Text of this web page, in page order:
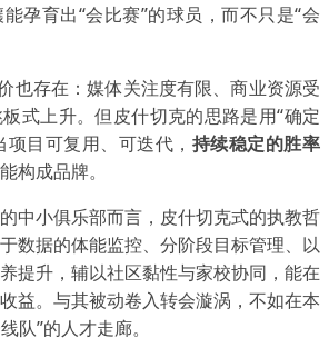
孕育出“会比赛”的球员，而不只是“会
也存在：媒体关注度有限、商业资源受
式上升。但皮什切克的思路是用“确定
项目可复用、可迭代， 持续稳定的胜率
构成品牌。
中小俱乐部而言，皮什切克式的执教哲
数据的体能监控、分阶段目标管理、以
提升，辅以社区黏性与家校协同，能在
益。与其被动卷入转会漩涡，不如在本
队”的人才走廊。